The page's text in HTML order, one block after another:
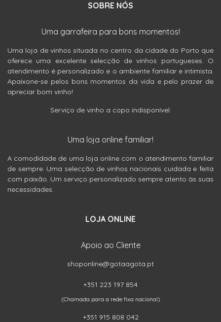
SOBRE NÓS
Uma garrafeira para bons momentos!
Uma loja de vinhos situada no centro da cidade do Porto que
oferece uma excelente selecção de vinhos portugueses. O
atendimento é personalizado e o ambiente familiar e intimista.
Apaixone-se pelos bons momentos da vida e pelo prazer de
apreciar bom vinho!
Serviço de vinho a copo indisponível.
Uma loja online familiar!
A comodidade de uma loja online com o atendimento familiar
de sempre. Uma selecção de vinhos nacionais cuidada e feita
com paixão. Um serviço personalizado sempre atento às suas
necessidades.
LOJA ONLINE
Apoio ao Cliente
shoponline@gotaagota.pt
+351 223 197 854
(Chamada para a rede fixa nacional)
+351 915 808 042